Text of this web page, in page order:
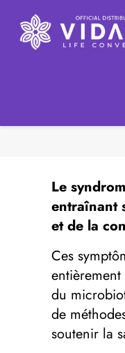
Le
entraînant
et de la
Ces
du
de
soutenir la